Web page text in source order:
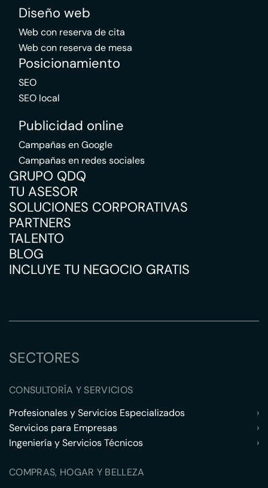
Diseño web
Web con reserva de cita
Web con reserva de mesa
Posicionamiento
SEO
SEO local
Publicidad online
Campañas en Google
Campañas en redes sociales
GRUPO QDQ
TU ASESOR
SOLUCIONES CORPORATIVAS
PARTNERS
TALENTO
BLOG
INCLUYE TU NEGOCIO GRATIS
SECTORES
CONSULTORÍA Y SERVICIOS
Profesionales y Servicios Especializados
›
Servicios para Empresas
›
Ingeniería y Servicios Técnicos
›
COMPRAS, HOGAR Y BELLEZA